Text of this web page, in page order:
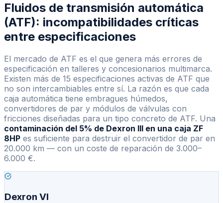
Fluidos de transmisión automática
(ATF): incompatibilidades críticas
entre especificaciones
El mercado de ATF es el que genera más errores de
especificación en talleres y concesionarios multimarca.
Existen más de 15 especificaciones activas de ATF que
no son intercambiables entre sí. La razón es que cada
caja automática tiene embragues húmedos,
convertidores de par y módulos de válvulas con
fricciones diseñadas para un tipo concreto de ATF. Una
contaminación del 5% de Dexron III en una caja ZF
8HP es suficiente para destruir el convertidor de par en
20.000 km — con un coste de reparación de 3.000–
6.000 €.
Dexron VI